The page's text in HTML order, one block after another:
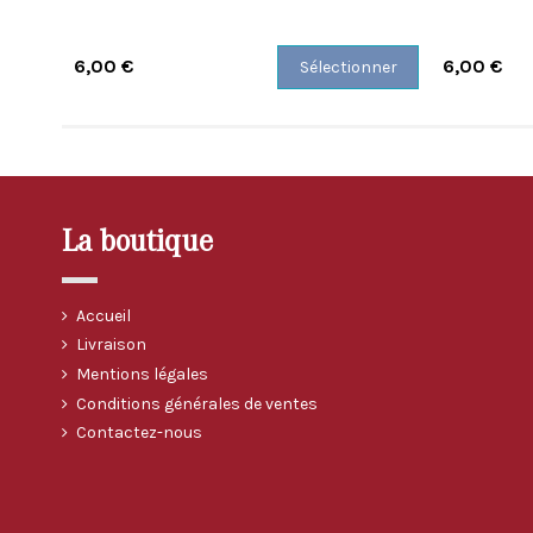
6,00 € Sélectionner 6,00 €
La boutique
Accueil
Livraison
Mentions légales
Conditions générales de ventes
Contactez-nous